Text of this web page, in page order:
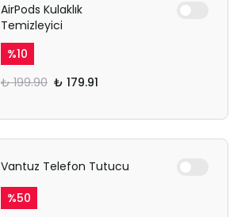
AirPods Kulaklık
Temizleyici
%10
₺ 199.90 ₺ 179.91
Vantuz Telefon Tutucu
%50